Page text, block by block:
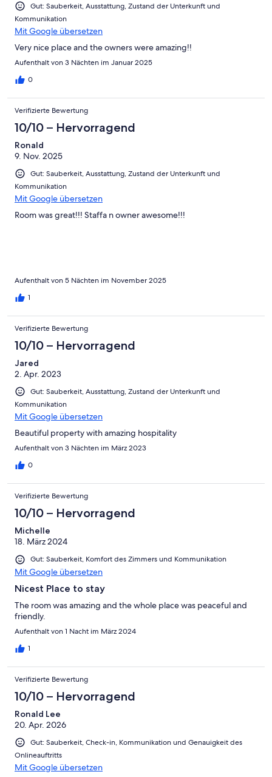
Gut: Sauberkeit, Ausstattung, Zustand der Unterkunft und
Kommunikation
Mit Google übersetzen
Very nice place and the owners were amazing!!
Aufenthalt von 3 Nächten im Januar 2025
0
Verifizierte Bewertung
10/10 – Hervorragend
Ronald
9. Nov. 2025
Gut: Sauberkeit, Ausstattung, Zustand der Unterkunft und
Kommunikation
Mit Google übersetzen
Room was great!!! Staffa n owner awesome!!!
Aufenthalt von 5 Nächten im November 2025
1
Verifizierte Bewertung
10/10 – Hervorragend
Jared
2. Apr. 2023
Gut: Sauberkeit, Ausstattung, Zustand der Unterkunft und
Kommunikation
Mit Google übersetzen
Beautiful property with amazing hospitality
Aufenthalt von 3 Nächten im März 2023
0
Verifizierte Bewertung
10/10 – Hervorragend
Michelle
18. März 2024
Gut: Sauberkeit, Komfort des Zimmers und Kommunikation
Mit Google übersetzen
Nicest Place to stay
The room was amazing and the whole place was peaceful and
friendly.
Aufenthalt von 1 Nacht im März 2024
1
Verifizierte Bewertung
10/10 – Hervorragend
Ronald Lee
20. Apr. 2026
Gut: Sauberkeit, Check-in, Kommunikation und Genauigkeit des
Onlineauftritts
Mit Google übersetzen